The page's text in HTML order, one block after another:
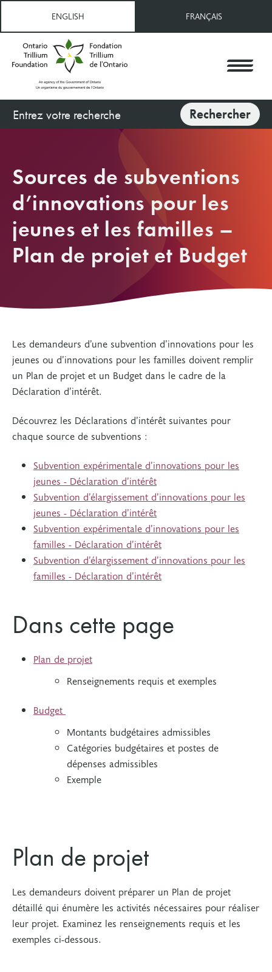
principal
ENGLISH FRANÇAIS
Rechercher Rechercher
Sources de subventions
d’innovations pour les
jeunes et les familles –
Plan de projet et Budget
Les demandeurs d’une subvention d’innovations pour les
jeunes ou d’innovations pour les familles doivent remplir
un Plan de projet et un Budget dans le cadre de la
Déclaration d’intérêt.
Découvrez les Déclarations d’intérêt suivantes pour
chaque source de subventions :
Subvention expérimentale d’innovations pour les
jeunes - Déclaration d’intérêt
Subvention d’élargissement d’innovations pour les
jeunes - Déclaration d’intérêt
Subvention expérimentale d’innovations pour les
familles - Déclaration d’intérêt
Subvention d’élargissement d’innovations pour les
familles - Déclaration d’intérêt
Dans cette page
Plan de projet
Renseignements requis et exemples
Budget
Montants budgétaires admissibles
Catégories budgétaires et postes de
dépenses admissibles
Exemple
Plan de projet
Les demandeurs doivent préparer un Plan de projet
détaillé qui énumère les activités nécessaires pour réaliser
leur projet. Examinez les renseignements requis et les
exemples ci-dessous.